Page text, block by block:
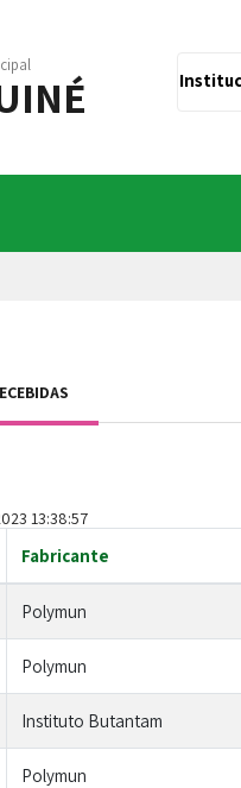
13:38:57
Fabricante
Polymun
Polymun
Instituto Butantam
Polymun